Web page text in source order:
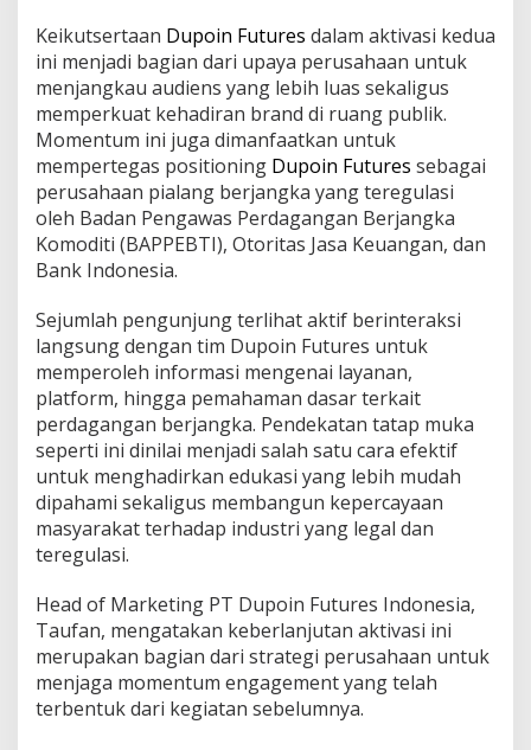
n
g
L
i
t
e
r
a
s
i
T
d
n
g
d
i
R
u
a
n
g
l
i
k
Keikutsertaan Dupoin Futures dalam aktivasi kedua
ini menjadi bagian dari upaya perusahaan untuk
menjangkau audiens yang lebih luas sekaligus
memperkuat kehadiran brand di ruang publik.
Momentum ini juga dimanfaatkan untuk
mempertegas positioning Dupoin Futures sebagai
perusahaan pialang berjangka yang teregulasi
oleh Badan Pengawas Perdagangan Berjangka
Komoditi (BAPPEBTI), Otoritas Jasa Keuangan, dan
Bank Indonesia.
Sejumlah pengunjung terlihat aktif berinteraksi
langsung dengan tim Dupoin Futures untuk
memperoleh informasi mengenai layanan,
platform, hingga pemahaman dasar terkait
perdagangan berjangka. Pendekatan tatap muka
seperti ini dinilai menjadi salah satu cara efektif
untuk menghadirkan edukasi yang lebih mudah
dipahami sekaligus membangun kepercayaan
masyarakat terhadap industri yang legal dan
teregulasi.
Head of Marketing PT Dupoin Futures Indonesia,
Taufan, mengatakan keberlanjutan aktivasi ini
merupakan bagian dari strategi perusahaan untuk
menjaga momentum engagement yang telah
terbentuk dari kegiatan sebelumnya.